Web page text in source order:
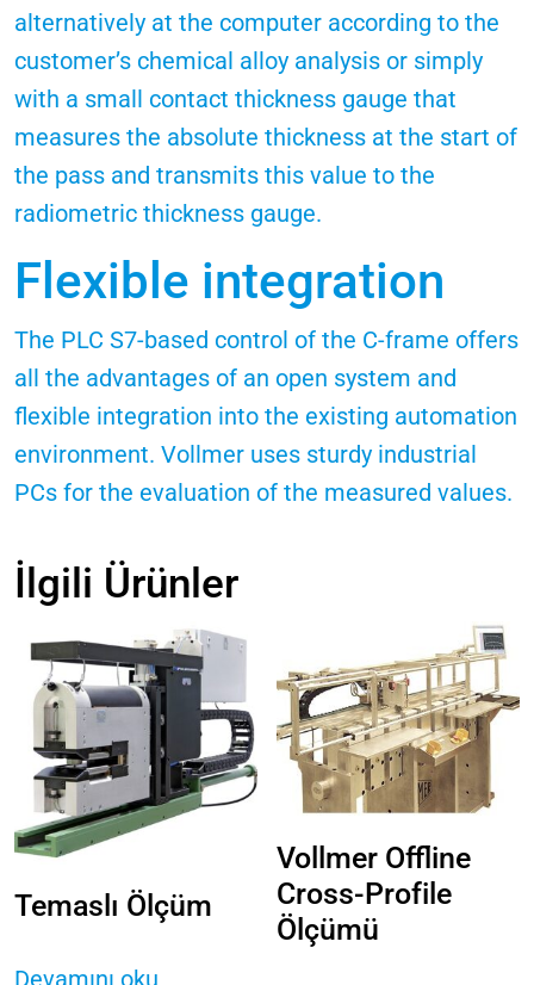
alternatively at the computer according to the
customer’s chemical alloy analysis or simply
with a small contact thickness gauge that
measures the absolute thickness at the start of
the pass and transmits this value to the
radiometric thickness gauge.
Flexible integration
The PLC S7-based control of the C-frame offers
all the advantages of an open system and
flexible integration into the existing automation
environment. Vollmer uses sturdy industrial
PCs for the evaluation of the measured values.
İlgili Ürünler
Temaslı Ölçüm
Devamını oku
Vollmer Offline
Cross-Profile
Ölçümü